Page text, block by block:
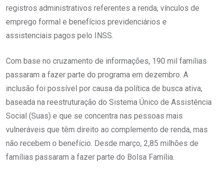
registros administrativos referentes a renda, vínculos de
emprego formal e benefícios previdenciários e
assistenciais pagos pelo INSS.
Com base no cruzamento de informações, 190 mil famílias
passaram a fazer parte do programa em dezembro. A
inclusão foi possível por causa da política de busca ativa,
baseada na reestruturação do Sistema Único de Assistência
Social (Suas) e que se concentra nas pessoas mais
vulneráveis que têm direito ao complemento de renda, mas
não recebem o benefício. Desde março, 2,85 milhões de
famílias passaram a fazer parte do Bolsa Família.